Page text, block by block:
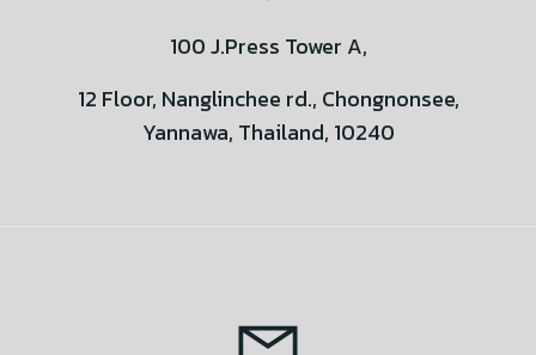
100 J.Press Tower A,
12 Floor, Nanglinchee rd., Chongnonsee,
Yannawa, Thailand, 10240